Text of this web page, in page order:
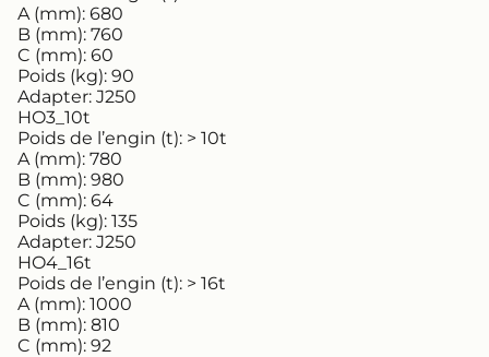
A (mm): 680
B (mm): 760
C (mm): 60
Poids (kg): 90
Adapter: J250
HO3_10t
Poids de l’engin (t): > 10t
A (mm): 780
B (mm): 980
C (mm): 64
Poids (kg): 135
Adapter: J250
HO4_16t
Poids de l’engin (t): > 16t
A (mm): 1000
B (mm): 810
C (mm): 92